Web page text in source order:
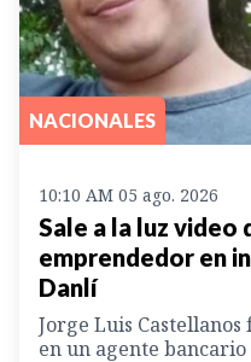
NACIONALES
10:10 AM 05 ago. 2026
Sale a la luz video
emprendedor en
Danlí
Jorge Luis
en un agente bancario